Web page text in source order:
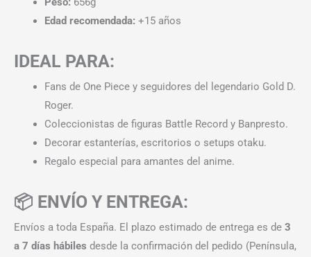
Edad recomendada: +15 años
IDEAL PARA:
Fans de One Piece y seguidores del legendario Gold D.
Roger.
Coleccionistas de figuras Battle Record y Banpresto.
Decorar estanterías, escritorios o setups otaku.
Regalo especial para amantes del anime.
📦 ENVÍO Y ENTREGA:
Envíos a toda España. El plazo estimado de entrega es de 3
a 7 días hábiles desde la confirmación del pedido (Península,